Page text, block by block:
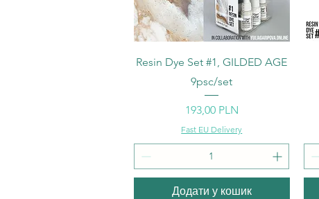
Швидкий перегляд
Resin Dye Set #1, GILDED AGE
9psc/set
Ціна
193,00 PLN
Fast EU Delivery
Додати у кошик